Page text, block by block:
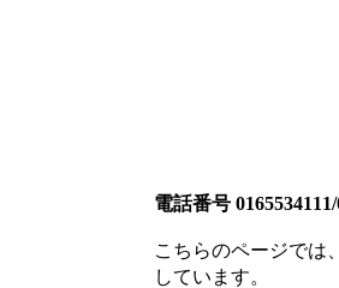
電話番号
こちらのページでは、
しています。